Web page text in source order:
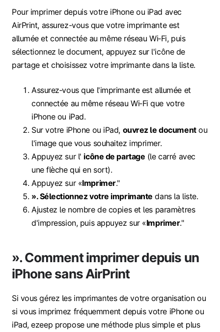
Pour imprimer depuis votre iPhone ou iPad avec
AirPrint, assurez-vous que votre imprimante est
allumée et connectée au même réseau Wi‑Fi, puis
sélectionnez le document, appuyez sur l'icône de
partage et choisissez votre imprimante dans la liste.
Assurez‑vous que l'imprimante est allumée et
connectée au même réseau Wi‑Fi que votre
iPhone ou iPad.
Sur votre iPhone ou iPad, ouvrez le documentou
l'image que vous souhaitez imprimer.
Appuyez sur l' icône de partage (le carré avec
une flèche qui en sort).
Appuyez sur «Imprimer."
». Sélectionnez votre imprimante dans la liste.
Ajustez le nombre de copies et les paramètres
d'impression, puis appuyez sur «Imprimer."
». Comment imprimer depuis un
iPhone sans AirPrint
Si vous gérez les imprimantes de votre organisation ou
si vous imprimez fréquemment depuis votre iPhone ou
iPad, ezeep propose une méthode plus simple et plus